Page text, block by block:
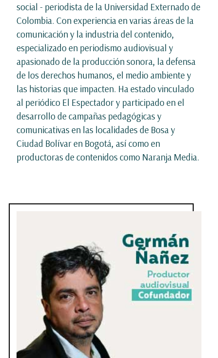
social - periodista de la Universidad Externado de
Colombia. Con experiencia en varias áreas de la
comunicación y la industria del contenido,
especializado en periodismo audiovisual y
apasionado de la producción sonora, la defensa
de los derechos humanos, el medio ambiente y
las historias que impacten. Ha estado vinculado
al periódico El Espectador y participado en el
desarrollo de campañas pedagógicas y
comunicativas en las localidades de Bosa y
Ciudad Bolívar en Bogotá, así como en
productoras de contenidos como Naranja Media.